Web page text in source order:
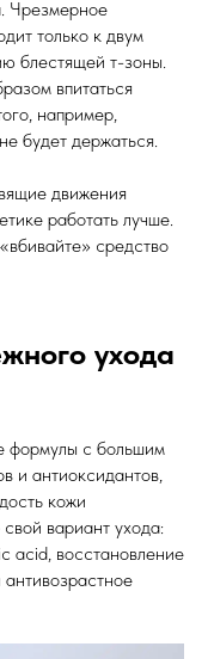
Чрезмерное
только к двум
блестящей т-зоны.
впитаться
например,
будет держаться.
движения
работать лучше.
средство
ухода
формулы с большим
и антиоксидантов,
кожи
вариант ухода:
acid, восстановление